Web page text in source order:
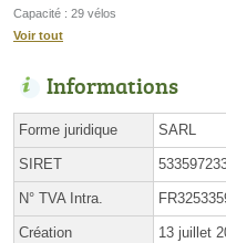
Capacité : 29 vélos
Voir tout
Informations
Forme juridique SARL
SIRET
N° TVA Intra.
Création 13 juillet